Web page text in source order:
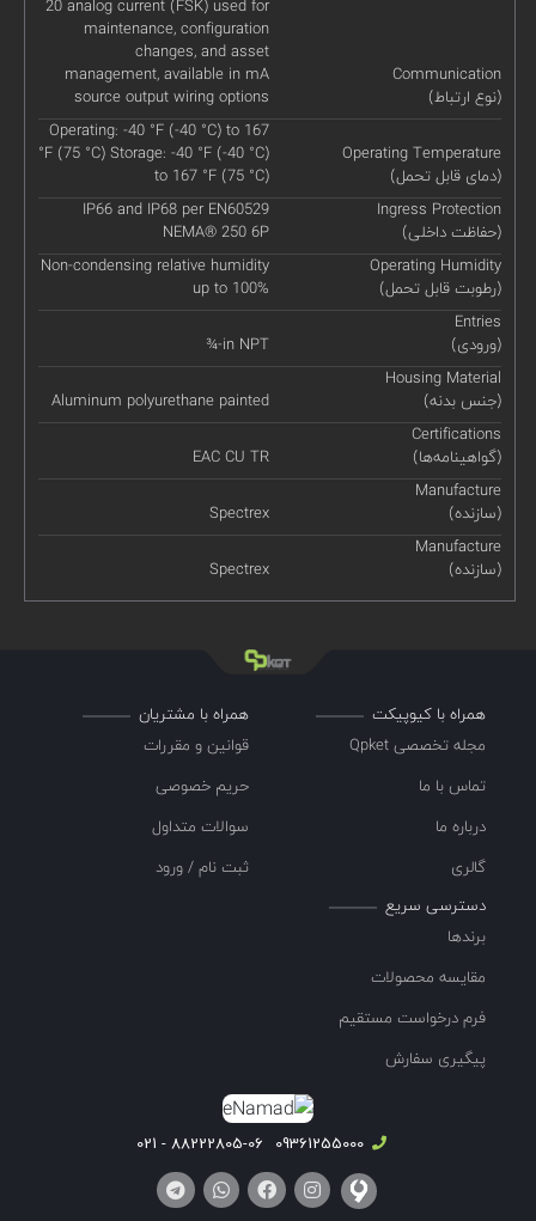
Communication
(نوع ارتباط)
20 analog current (FSK) used for
maintenance, configuration
changes, and asset
management, available in mA
source output wiring options
Operating Temperature
(دمای قابل تحمل)
Operating: -40 °F (-40 °C) to 167
°F (75 °C) Storage: -40 °F (-40 °C)
to 167 °F (75 °C)
Ingress Protection
(حفاظت داخلی)
IP66 and IP68 per EN60529
NEMA® 250 6P
Operating Humidity
(رطوبت قابل تحمل)
Non-condensing relative humidity
up to 100%
Entries
(ورودی)
¾-in NPT
Housing Material
(جنس بدنه)
Aluminum polyurethane painted
Certifications
(گواهینامه‌ها)
EAC CU TR
Manufacture
(سازنده)
Spectrex
Manufacture
(سازنده)
Spectrex
همراه با کیوپیکت
مجله تخصصی Qpket
تماس با ما
درباره ما
گالری
همراه با مشتریان
قوانین و مقررات
حریم خصوصی
سوالات متداول
ثبت نام / ورود
دسترسی سریع
برندها
مقایسه محصولات
فرم درخواست مستقیم
پیگیری سفارش
09361255000
88222805-06 - 021